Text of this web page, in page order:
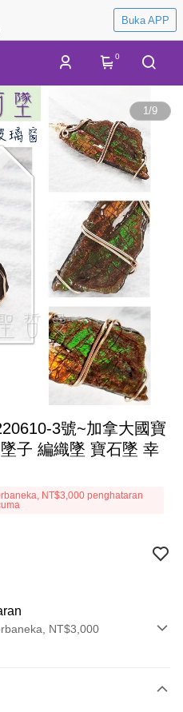
Buka APP
0
1/9
3號~加拿大國寶
子 編織墜 寶石墜 幸
NT$3,000 penghataran
NT$3,000